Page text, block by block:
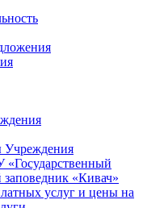
Учреждения
«Государственный
«Кивач»
услуг и цены на